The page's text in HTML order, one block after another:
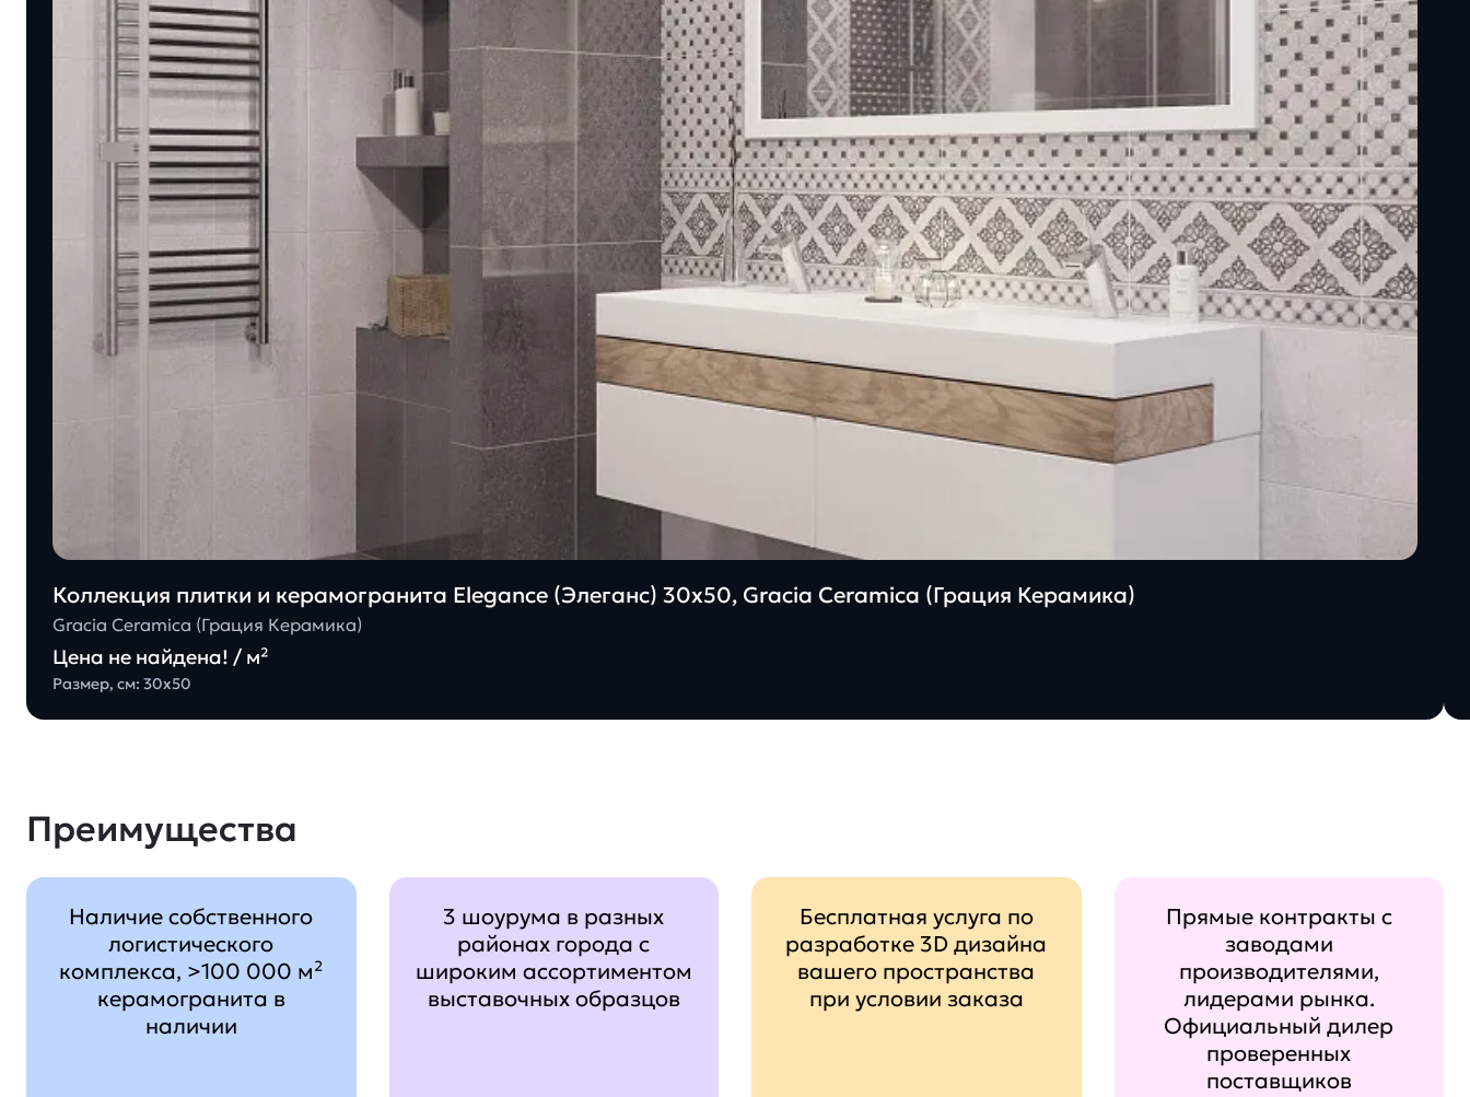
Коллекция плитки и керамогранита Elegance (Элеганс) 30х50, Gracia Ceramica (Грация Керамика)
Gracia Ceramica (Грация Керамика)
Цена не найдена! / м²
Размер, см: 30х50
Преимущества
Наличие собственного
логистического
комплекса, >100 000 м²
керамогранита в
наличии
3 шоурума в разных
районах города с
широким ассортиментом
выставочных образцов
Бесплатная услуга по
разработке 3D дизайна
вашего пространства
при условии заказа
Прямые контракты с
заводами
производителями,
лидерами рынка.
Официальный дилер
проверенных
поставщиков